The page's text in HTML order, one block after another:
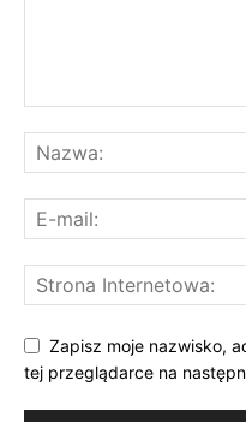
Zapisz moje nazwisko,
tej przeglądarce na